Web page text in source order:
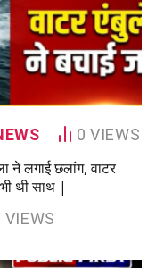
0VIEWS
ने लगाई छलांग, वाटर
थी साथ |
VIEWS